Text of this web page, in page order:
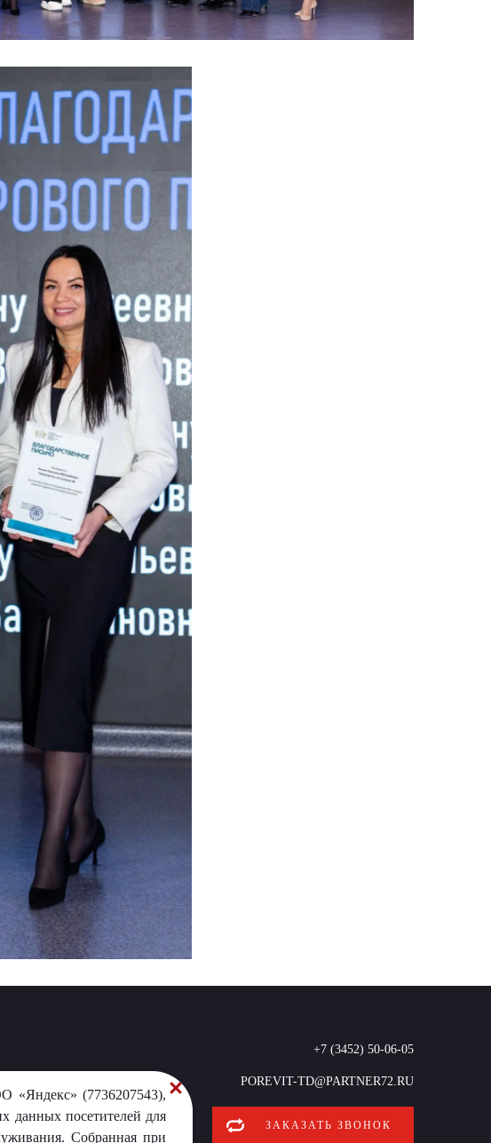
+7 (3452) 50-06-05
POREVIT-TD@PARTNER72.RU
ЗАКАЗАТЬ ЗВОНОК
«Яндекс» (7736207543),
данных посетителей для
Собранная при